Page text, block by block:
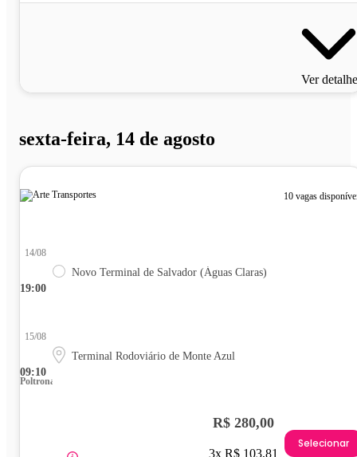
Ver
sexta-feira, 14 de agosto
10 vagas
19:00
14/08
Novo Terminal de Salvador (Águas Claras)
09:10
15/08
Terminal Rodoviário de Monte Azul
Poltrona
R$ 280,00
3x R$ 103,81
Selecionar